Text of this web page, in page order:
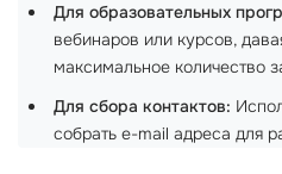
Для образовательных
вебинаров или курсов,
максимальное количество
Для сбора контактов:
собрать e-mail адреса для